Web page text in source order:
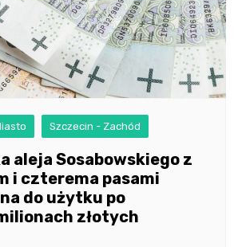
Szczecin - Zachód
aleja Sosabowskiego z
i czterema pasami
do użytku po
złotych